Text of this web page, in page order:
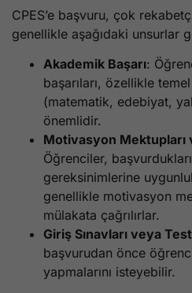
CPES’e başvuru, çok
genellikle aşağıdaki unsurlar
Akademik Başarı:
başarıları, özellikle
(matematik, edebiyat,
önemlidir.
Motivasyon Mektupları
Öğrenciler,
gereksinimlerine
genellikle motivasyon
mülakata çağrılırlar.
Giriş Sınavları veya
başvurudan önce
yapmalarını isteyebilir.